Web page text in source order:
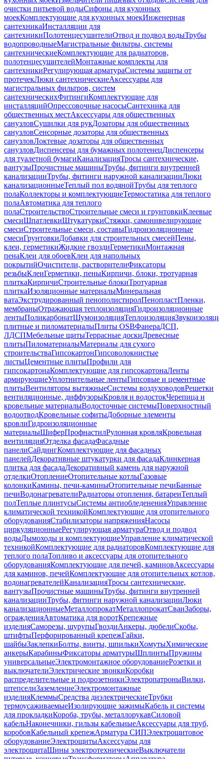
очистки питьевой водыСифоны для кухонных
моекКомплектующие для кухонных моекИнженерная
сантехникаИнсталляции для
сантехникиПолотенцесушителиОтвод и подвод водыТрубы
водопроводныеМагистральные фильтры, системы
сантехническиеКомплектующие для радиаторов,
полотенцесушителейМонтажные комплекты для
сантехникиРегулирующая арматураСистемы защиты от
протечекЛюки сантехническиеАксессуары для
магистральных фильтров, систем
сантехническихФитингиКомплектующие для
инсталляцийОпрессовочные насосыСантехника для
общественных местАксессуары для общественных
санузловСушилки для рукДозаторы для общественных
санузловСенсорные дозаторы для общественных
санузловЛоктевые дозаторы для общественных
санузловДиспенсеры для бумажных полотенецДиспенсеры
для туалетной бумагиКанализацияТросы сантехнические,
вантузыПрочистные машиныТрубы, фитинги внутренней
канализацииТрубы, фитинги наружной канализацииЛюки
канализационныеТеплый пол водянойТрубы для теплого
полаКоллекторы и комплектующиеТермостатика для теплого
полаАвтоматика для теплого
полаСтроительствоСтроительные смеси и грунтовкиКлеевые
смесиШпатлевкиШтукатуркиСтяжки, самонивелирующие
смесиСтроительные смеси, составыГидроизоляционные
смесиГрунтовкиДобавки для строительных смесейПены,
клеи, герметикиЖидкие гвоздиГерметикиМонтажная
пенаКлеи для обоевКлеи для напольных
покрытийОчистители, растворителиФиксаторы
резьбыКлеиГерметики, пеныКирпичи, блоки, тротуарная
плиткаКирпичиСтроительные блокиТротуарная
плиткаИзоляционные материалыМинеральная
ватаЭкструдированный пенополистиролПенопластПленки,
мембраныОтражающая теплоизоляцияГидроизоляционные
лентыПоликарбонатШумоизоляцияТеплоизоляция
плитные и пиломатериалыПлиты OSBФанераДСП,
ЛДСПМебельные щитыТеррасные доскиДревесные
плитыПиломатериалыМатериалы для сухого
строительстваГипсокартонГипсоволокнистые
листыЦементные плитыПрофили для
гипсокартонаКомплектующие для гипсокартонаЛенты
армирующиеУплотнительные лентыГипсовые и цементные
плитыВентиляторы вытяжныеСистемы воздуховодовРешетки
вентиляционные, диффузорыКровля и водостокЧерепица и
кровельные материалыВодосточные системыПоверхностный
водоотводКровельные софитыДоборные элементы
кровлиГидроизоляционные
материалыШиферПрофнастилРулонная кровляКровельная
вентиляцияОтделка фасадаФасадные
панелиСайдингКомплектующие для фасадных
панелейДекоративные штукатурки для фасадаКлинкерная
плитка для фасадаДекоративный камень для наружной
отделкиОтоплениеОтопительные котлыГазовые
колонкиКамины, печи-каминыОтопительные печиБанные
печиВодонагревателиРадиаторы отопления, батареиТеплый
полТеплые плинтусыСистемы антиобледененияУправление
климатической техникойКомплектующие для отопительного
оборудованияСтабилизаторы напряженияНасосы
циркуляционныеРегулирующая арматураОтвод и подвод
водыДымоходы и комплектующиеУправление климатической
техникойКомплектующие для радиаторовКомплектующие для
теплого полаТопливо и аксессуары для отопительного
оборудованияКомплектующие для печей, каминовАксессуары
для каминов, печейКомплектующие для отопительных котлов,
водонагревателейКанализацияТросы сантехнические,
вантузыПрочистные машиныТрубы, фитинги внутренней
канализацииТрубы, фитинги наружной канализацииЛюки
канализационныеМеталлопрокатМеталлопрокатСваиЗаборы,
огражденияАвтоматика для воротКрепежные
изделияСаморезы, шурупыГвоздиАнкеры, дюбелиСкобы,
штифтыПерфорированный крепежГайки,
шайбыЗаклепкиБолты, винты, шпилькиХомутыХимические
анкерыКарабиныФиксаторы арматурыШплинтыПружины
универсальныеЭлектромонтажное оборудованиеРозетки и
выключателиЭлектрические звонкиКоробки
распределительные и подрозетникиЭлектропатроныВилки,
штепселиЗаземлениеЭлектромонтажные
изделияКлеммыСредства диэлектрическиеТрубки
термоусаживаемыеИзолирующие зажимыКабель и системы
для прокладкиКороба, трубы, металлорукавСиловой
кабельНаконечники, гильзы кабельныеАксессуары для труб,
коробовКабельный крепежАрматура СИПЭлектрощитовое
оборудованиеЭлектрощитыАксессуары для
электрощитаШины электротехническиеВыключатели